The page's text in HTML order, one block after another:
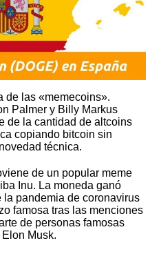
de las «memecoins».
Palmer y Billy Markus
de la cantidad de altcoins
copiando bitcoin sin
técnica.
de un popular meme
Inu. La moneda ganó
pandemia de coronavirus
famosa tras las menciones
de personas famosas
Musk.